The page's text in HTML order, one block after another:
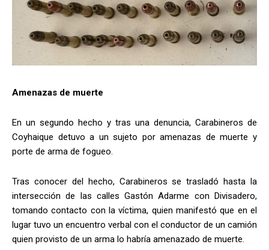
Amenazas de muerte
En un segundo hecho y tras una denuncia, Carabineros de
Coyhaique detuvo a un sujeto por amenazas de muerte y
porte de arma de fogueo.
Tras conocer del hecho, Carabineros se trasladó hasta la
intersección de las calles Gastón Adarme con Divisadero,
tomando contacto con la víctima, quien manifestó que en el
lugar tuvo un encuentro verbal con el conductor de un camión
quien provisto de un arma lo habría amenazado de muerte.